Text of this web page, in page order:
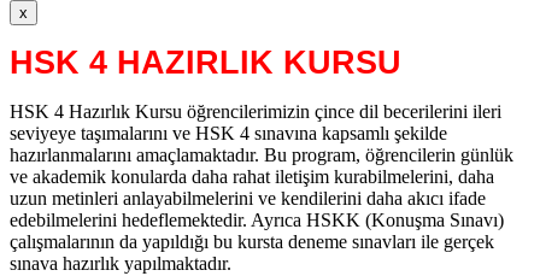
x
HSK 4 HAZIRLIK KURSU
HSK 4 Hazırlık Kursu öğrencilerimizin çince dil becerilerini ileri
seviyeye taşımalarını ve HSK 4 sınavına kapsamlı şekilde
hazırlanmalarını amaçlamaktadır. Bu program, öğrencilerin günlük
ve akademik konularda daha rahat iletişim kurabilmelerini, daha
uzun metinleri anlayabilmelerini ve kendilerini daha akıcı ifade
edebilmelerini hedeflemektedir. Ayrıca HSKK (Konuşma Sınavı)
çalışmalarının da yapıldığı bu kursta deneme sınavları ile gerçek
sınava hazırlık yapılmaktadır.